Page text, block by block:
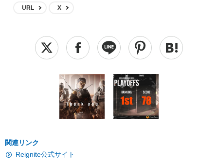
URL X
関連リンク
Reignite公式サイト